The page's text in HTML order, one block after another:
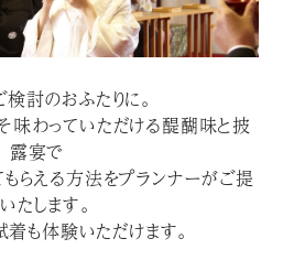
討のおふたりに。
味わっていただける醍醐味と披
露宴で
もらえる方法をプランナーがご提
たします。
も体験いただけます。